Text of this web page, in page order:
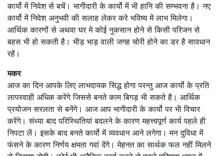
कार्यो में निवेश से बचें। भागीदारी के कार्यो में भी हानि की सम्भवना है। नए
कार्यो में निवेश अनुभवी की सलाह लेकर करे भविष्य में लाभ मिलेगा।
आर्थिक कारणों से अथवा घर मे कोई नुकसान होने से किसी परिजन से
बहस भी हो सकती है। भीड़ भाड़ वाली जगह चोरी होने का डर है सावधान
रहें।
मकर
आज का दिन आपके लिए लाभदायक सिद्ध होगा परन्तु आज कार्यो के प्रति
लापरवाही अधिक करेंगे जिससे बनते काम बिगड़ भी सकते है। आर्थिक
प्रयोजन सरलता से बनेंगे। आज आप भागीदारी के कार्यो पर भी विचार
करेंगे। संध्या बाद परिस्थितियां बदलने के कारण महत्त्वपूर्ण कार्य पहले ही
निपटा लें। इसके बाद बनते कार्यो में व्यवधान आने लगेगा। मन दुविधा में
फंसने के कारण निर्णय क्षमता गवां देंगे। मेहनत का सार्थक फल नहीं मिलने